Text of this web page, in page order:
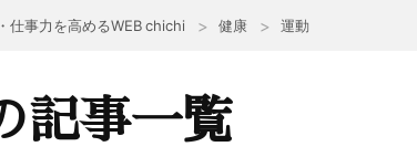
仕事力を高めるWEB chichi 健康 運動
記事一覧